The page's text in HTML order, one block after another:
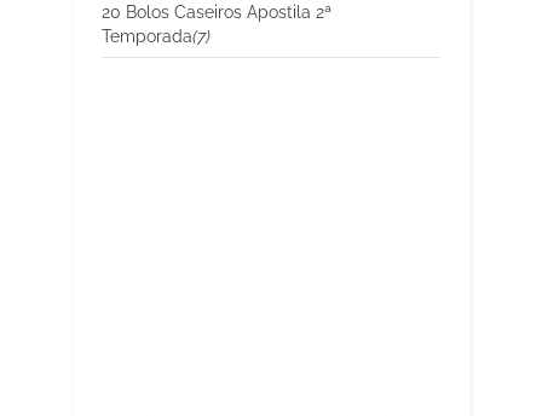
20 Bolos Caseiros Apostila 2ª
Temporada(7)